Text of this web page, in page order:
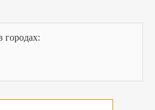
городах: